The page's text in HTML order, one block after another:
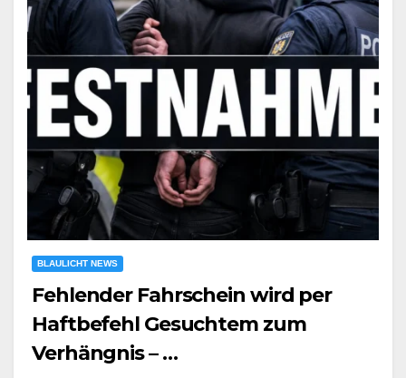
BLAULICHT NEWS
Fehlender Fahrschein wird per
Haftbefehl Gesuchtem zum
Verhängnis – …